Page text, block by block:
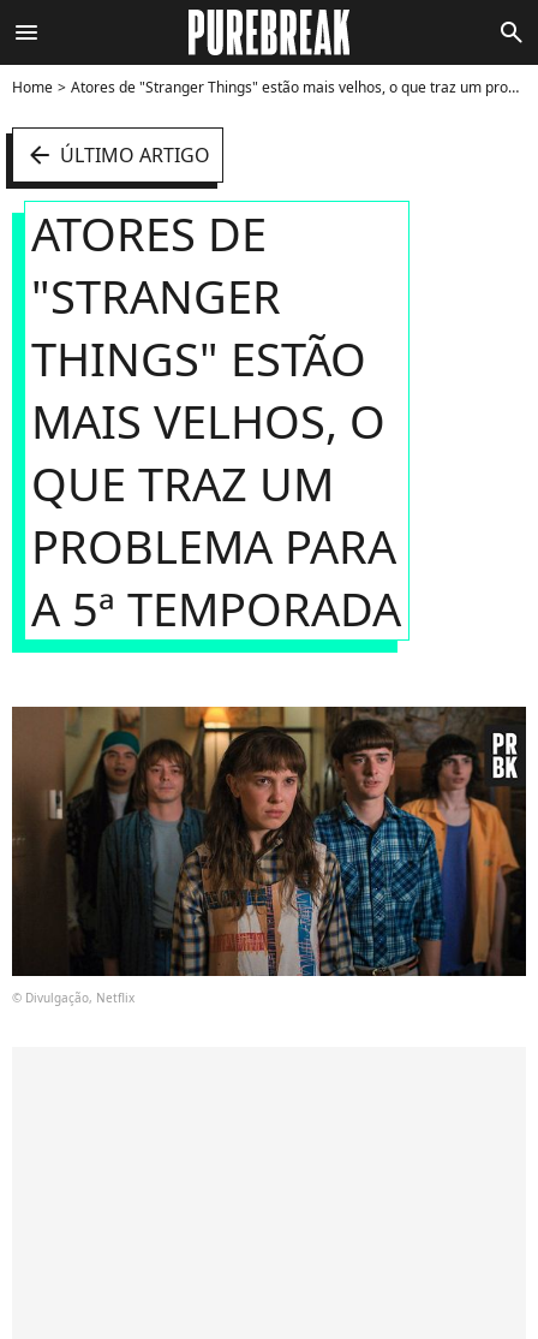
menu search
Home Atores de "Stranger Things" estão mais velhos, o que traz um problema para a 5ª temporada - Foto
arrow_left ÚLTIMO ARTIGO
ATORES DE
"STRANGER
THINGS" ESTÃO
MAIS VELHOS, O
QUE TRAZ UM
PROBLEMA PARA
A 5ª TEMPORADA
© Divulgação, Netflix